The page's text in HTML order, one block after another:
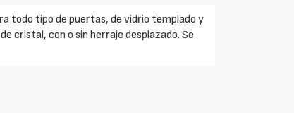
todo tipo de puertas, de vidrio templado y
cristal, con o sin herraje desplazado. Se